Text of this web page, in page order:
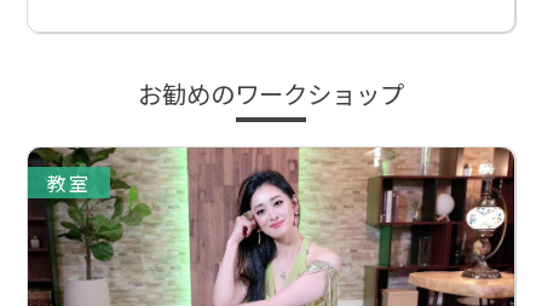
お勧めのワークショップ
教室